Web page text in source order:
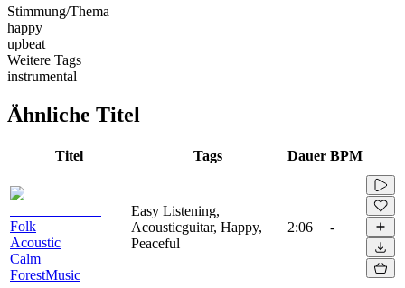
Stimmung/Thema
happy
upbeat
Weitere Tags
instrumental
Ähnliche Titel
Titel Tags Dauer BPM
Folk
Acoustic
Calm
ForestMusic
Easy Listening,
Acousticguitar, Happy,
Peaceful
2:06 -